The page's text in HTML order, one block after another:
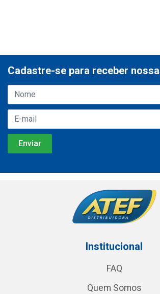
Cadastre-se para receber
Institucional
FAQ
Quem Somos